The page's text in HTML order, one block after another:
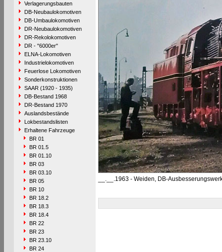
Verlagerungsbauten
DB-Neubaulokomotiven
DB-Umbaulokomotiven
DR-Neubaulokomotiven
DR-Rekolokomotiven
DR - "6000er"
ELNA-Lokomotiven
Industrielokomotiven
Feuerlose Lokomotiven
Sonderkonstruktionen
SAAR (1920 - 1935)
DB-Bestand 1968
DR-Bestand 1970
Auslandsbestände
Lokbestandslisten
Erhaltene Fahrzeuge
BR 01
BR 01.5
BR 01.10
BR 03
BR 03.10
BR 05
BR 10
BR 18.2
BR 18.3
BR 18.4
BR 22
BR 23
BR 23.10
BR 24
__.__.1963 - Weiden, DB-